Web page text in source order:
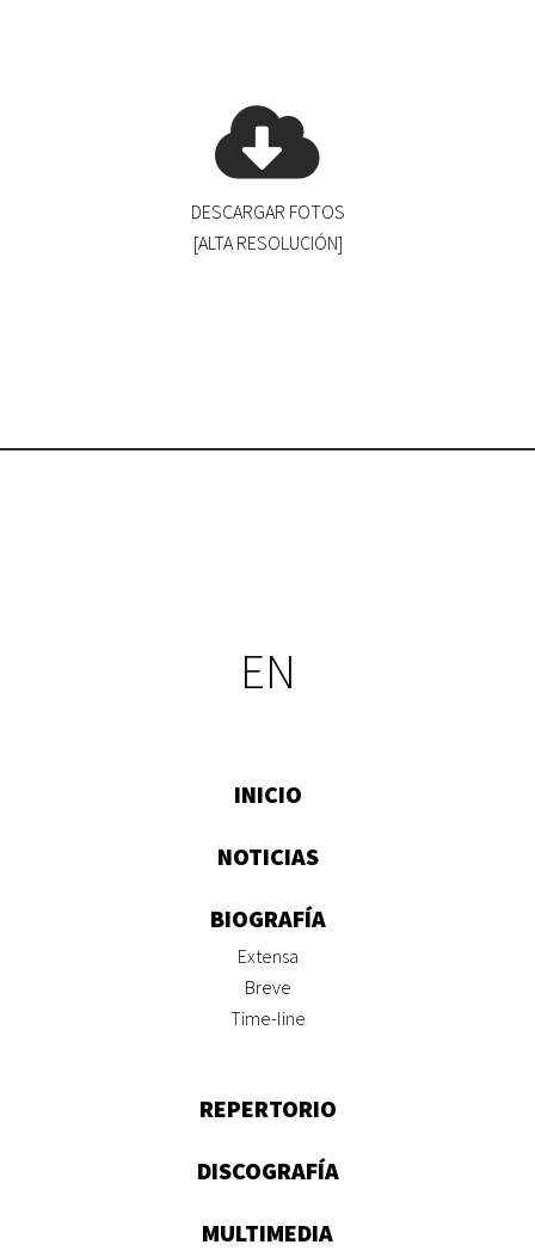
DESCARGAR FOTOS
[ALTA RESOLUCIÓN]
EN
INICIO
NOTICIAS
BIOGRAFÍA
Extensa
Breve
Time-line
REPERTORIO
DISCOGRAFÍA
MULTIMEDIA